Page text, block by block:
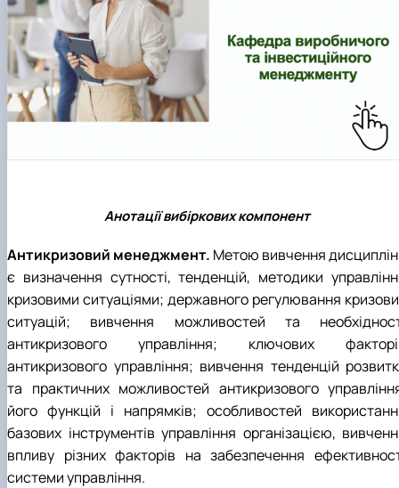
Анотації вибіркових компонент
Антикризовий менеджмент. Метою вивчення
є визначення сутності, тенденцій, методики
кризовими ситуаціями; державного регулювання
ситуацій; вивчення можливостей та
антикризового управління; ключових
антикризового управління; вивчення тенденцій
та практичних можливостей антикризового
його функцій і напрямків; особливостей
базових інструментів управління організацією,
впливу різних факторів на забезпечення
системи управління.